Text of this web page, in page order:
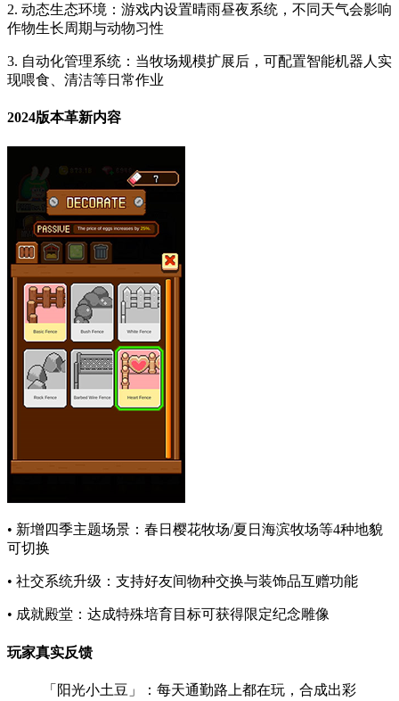
2. 动态生态环境：游戏内设置晴雨昼夜系统，不同天气会影响
作物生长周期与动物习性
3. 自动化管理系统：当牧场规模扩展后，可配置智能机器人实
现喂食、清洁等日常作业
2024版本革新内容
• 新增四季主题场景：春日樱花牧场/夏日海滨牧场等4种地貌
可切换
• 社交系统升级：支持好友间物种交换与装饰品互赠功能
• 成就殿堂：达成特殊培育目标可获得限定纪念雕像
玩家真实反馈
「阳光小土豆」：每天通勤路上都在玩，合成出彩